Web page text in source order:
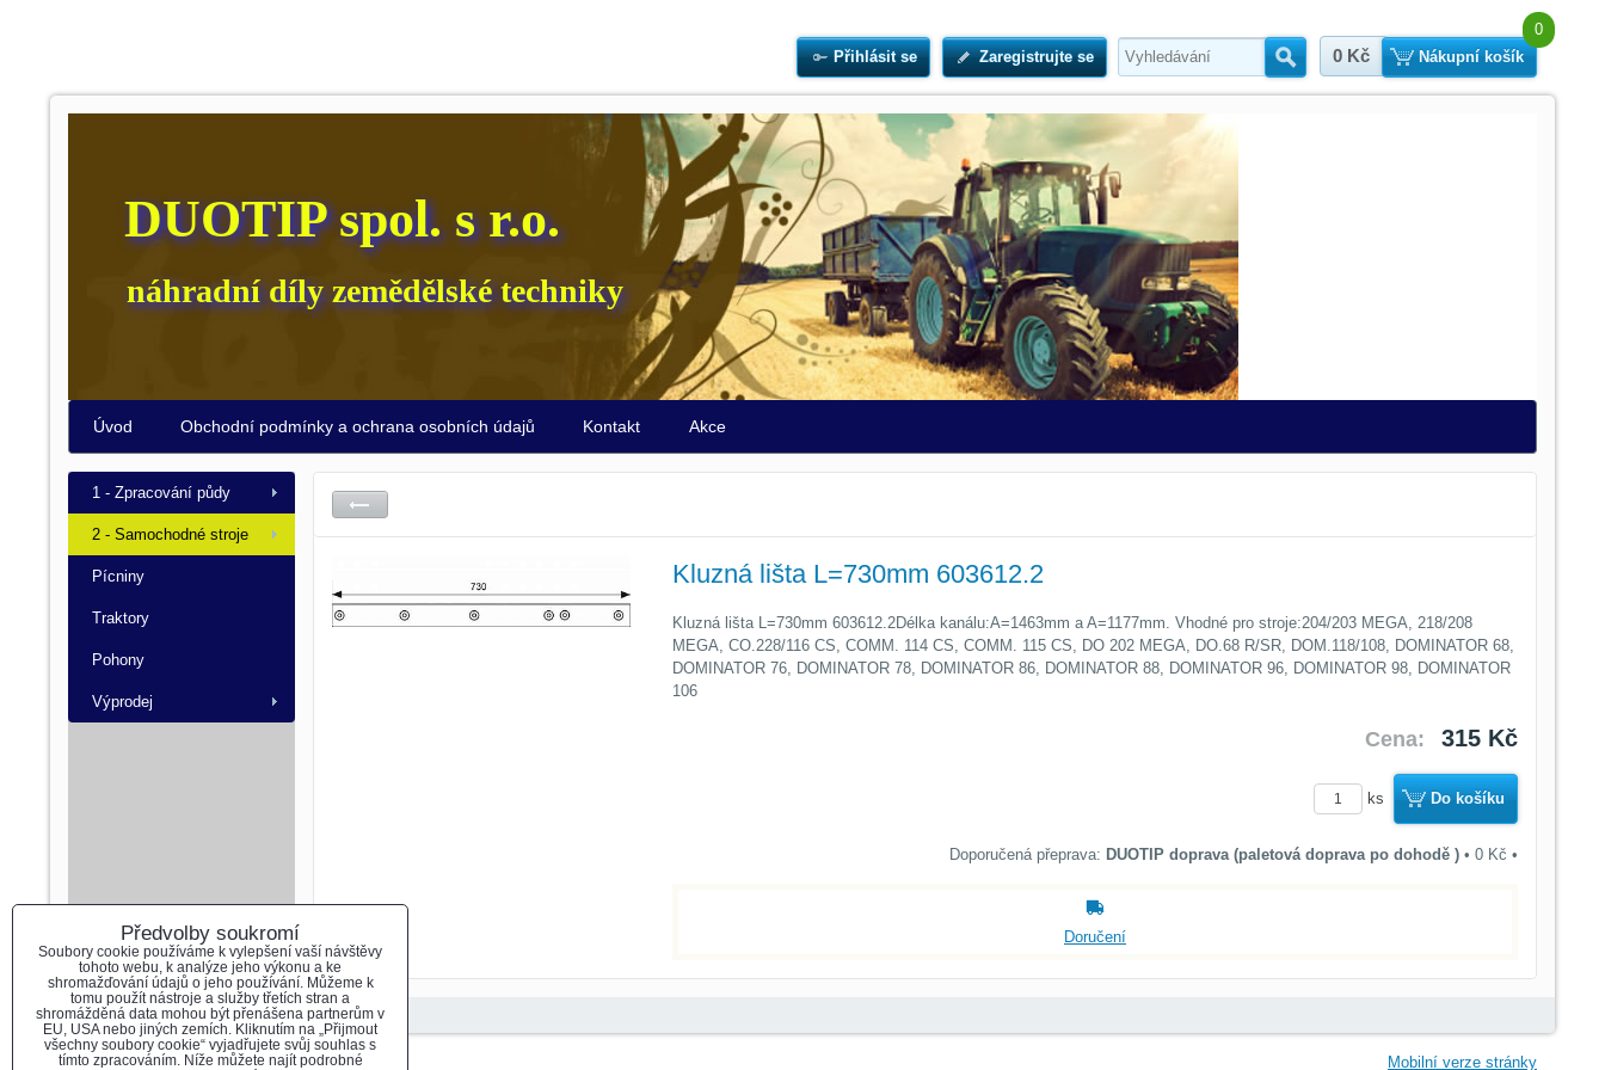
Přihlásit se Zaregistrujte se Hledat
0 Kč
0
Nákupní košík
DUOTIP spol. s r.o.
náhradní díly zemědělské techniky
Úvod Obchodní podmínky a ochrana osobních údajů Kontakt Akce
Kluzná lišta L=730mm 603612.2
Kluzná lišta L=730mm 603612.2Délka kanálu:A=1463mm a A=1177mm. Vhodné pro stroje:204/203 MEGA, 218/208
MEGA, CO.228/116 CS, COMM. 114 CS, COMM. 115 CS, DO 202 MEGA, DO.68 R/SR, DOM.118/108, DOMINATOR 68,
DOMINATOR 76, DOMINATOR 78, DOMINATOR 86, DOMINATOR 88, DOMINATOR 96, DOMINATOR 98, DOMINATOR
106
Cena: 315 Kč
ks Do košíku
DUOTIP doprava (paletová doprava po dohodě ) • 0 Kč •
Doručení
1 - Zpracování půdy
2 - Samochodné stroje
Pícniny
Traktory
Pohony
Výprodej
Předvolby soukromí Zásady ochrany soukromí Mobilní verze stránky
Předvolby soukromí
Soubory cookie používáme k vylepšení vaší návštěvy
tohoto webu, k analýze jeho výkonu a ke
shromažďování údajů o jeho používání. Můžeme k
tomu použít nástroje a služby třetích stran a
shromážděná data mohou být přenášena partnerům v
EU, USA nebo jiných zemích. Kliknutím na „Přijmout
všechny soubory cookie“ vyjadřujete svůj souhlas s
tímto zpracováním. Níže můžete najít podrobné